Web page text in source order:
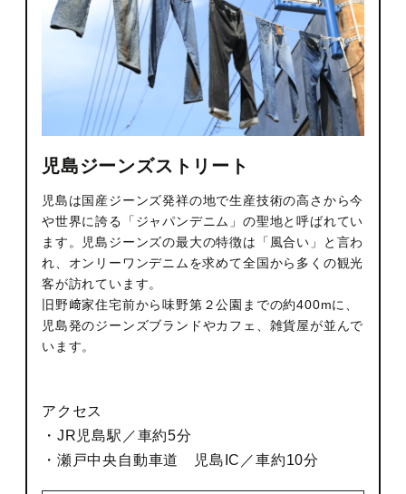
児島ジーンズストリート
児島は国産ジーンズ発祥の地で生産技術の高さから今
や世界に誇る「ジャパンデニム」の聖地と呼ばれてい
ます。児島ジーンズの最大の特徴は「風合い」と言わ
れ、オンリーワンデニムを求めて全国から多くの観光
客が訪れています。
旧野﨑家住宅前から味野第２公園までの約400mに、
児島発のジーンズブランドやカフェ、雑貨屋が並んで
います。
アクセス
・JR児島駅／車約5分
・瀬戸中央自動車道 児島IC／車約10分